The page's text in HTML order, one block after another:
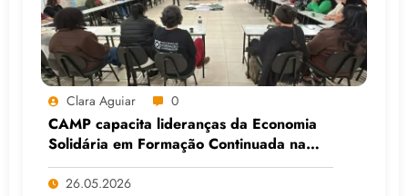
Clara Aguiar 0
CAMP capacita lideranças da Economia
Solidária em Formação Continuada na
Faculdade do Assentamento do MST, em
Viamão (RS)
26.05.2026